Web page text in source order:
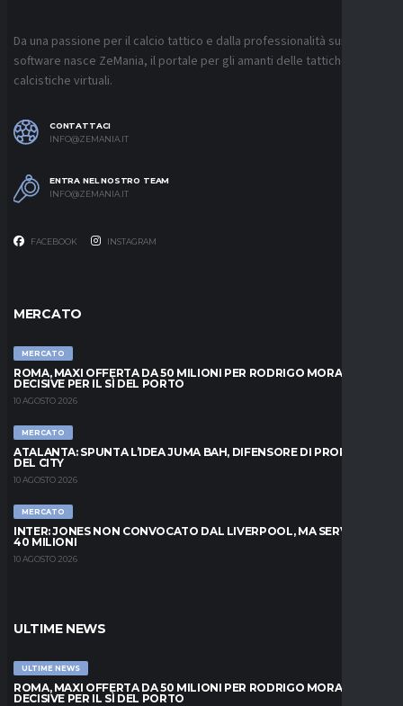
Da una passione per il calcio tattico e dalla professionalità sui
software nasce ZeMania, il portale per gli amanti delle tattiche
calcistiche virtuali.
CONTATTACI
INFO@ZEMANIA.IT
ENTRA NEL NOSTRO TEAM
INFO@ZEMANIA.IT
FACEBOOK INSTAGRAM
MERCATO
MERCATO
ROMA, MAXI OFFERTA DA 50 MILIONI PER RODRIGO MORA: ORE
DECISIVE PER IL SÌ DEL PORTO
10 AGOSTO 2026
MERCATO
ATALANTA: SPUNTA L’IDEA JUMA BAH, DIFENSORE DI PROPRIETÀ
DEL CITY
10 AGOSTO 2026
MERCATO
INTER: JONES NON CONVOCATO DAL LIVERPOOL, MA SERVONO
40 MILIONI
10 AGOSTO 2026
ULTIME NEWS
ULTIME NEWS
ROMA, MAXI OFFERTA DA 50 MILIONI PER RODRIGO MORA: ORE
DECISIVE PER IL SÌ DEL PORTO